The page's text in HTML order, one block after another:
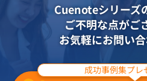
Cuenoteシリーズ
ご不明な点がご
お気軽にお問い
成功事例集プレ